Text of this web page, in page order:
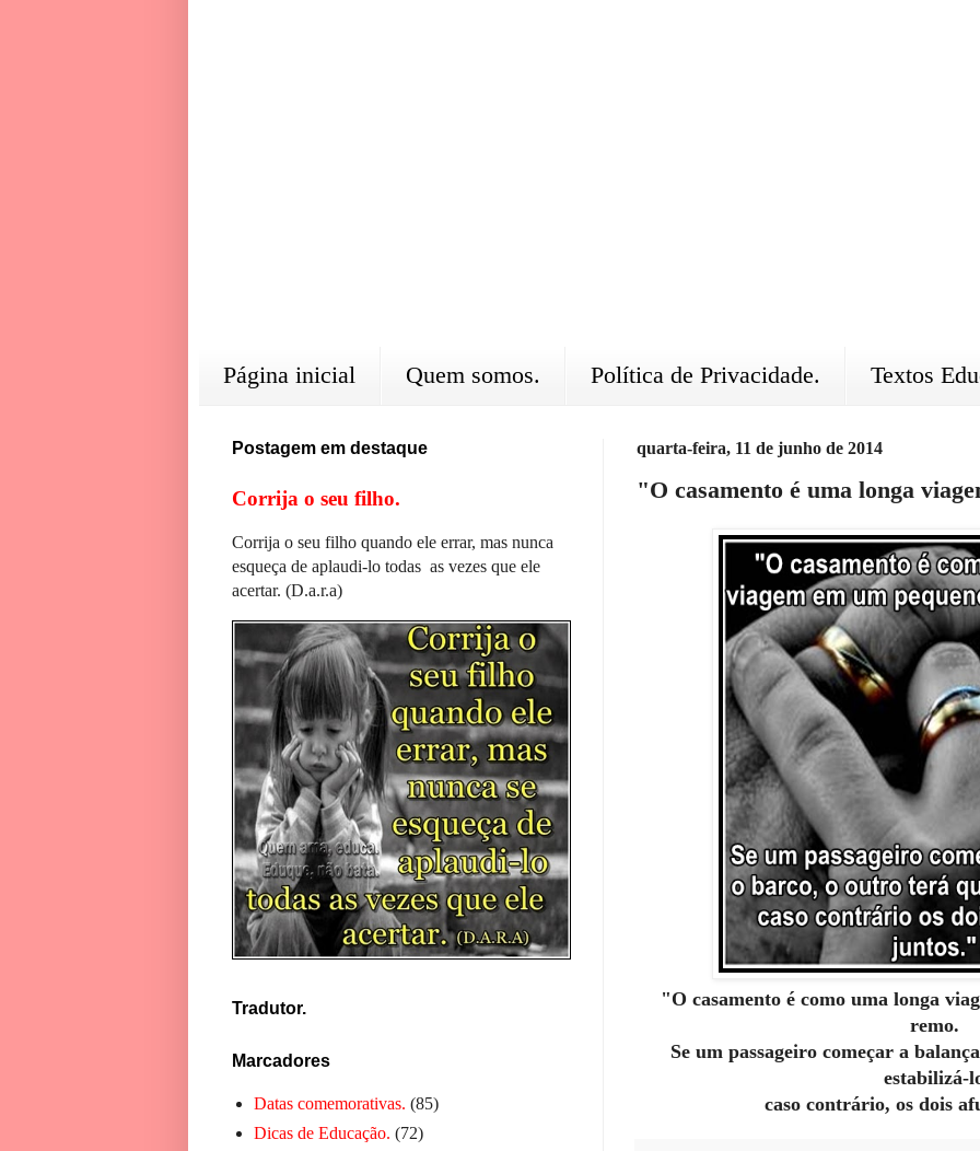
Página inicial Quem somos. Política de Privacidade. Textos
quarta-feira, 11 de junho de 2014
"O casamento é uma longa
"O casamento é como uma longa
remo.
Se um passageiro começar a
estabilizá-
caso contrário, os dois
Postagem em destaque
Corrija o seu filho.
Corrija o seu filho quando ele errar, mas nunca
esqueça de aplaudi-lo todas as vezes que ele
acertar. (D.a.r.a)
Tradutor.
Marcadores
Datas comemorativas. (85)
Dicas de Educação. (72)